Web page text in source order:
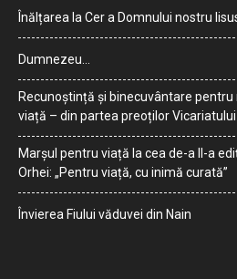
Înălțarea la Cer a Domnului nostru
Dumnezeu…
Recunoștință și binecuvântare
viață – din partea preoților Vicariatului
Marșul pentru viață la cea de-a II-a
Orhei: „Pentru viață, cu inimă curată”
Învierea Fiului văduvei din Nain